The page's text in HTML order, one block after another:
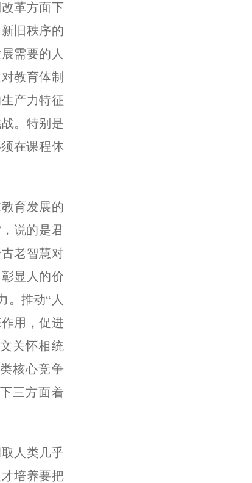
革方面下
旧秩序的
需要的人
教育体制
产力特征
。特别是
在课程体
育发展的
说的是君
老智慧对
显人的价
。推动“人
用，促进
关怀相统
核心竞争
三方面着
人类几乎
培养要把